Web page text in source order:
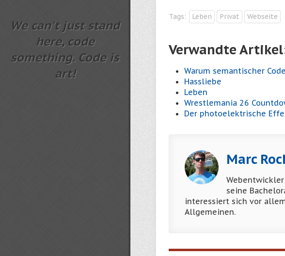
We can't just stand
here, code
something. Code is
art!
Tags: Leben Privat Webseite
Verwandte
Warum semantischer
Hassliebe
Leben
Wrestlemania 26
Der photoelektrische
Marc
Webentwickler
seine
interessiert sich vor
Allgemeinen.